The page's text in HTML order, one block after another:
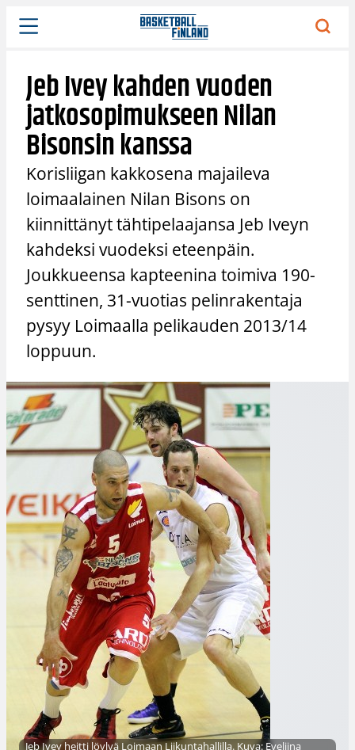
Siirry
sisältöön
Jeb Ivey kahden vuoden
jatkosopimukseen Nilan
Bisonsin kanssa
Korisliigan kakkosena majaileva
loimaalainen Nilan Bisons on
kiinnittänyt tähtipelaajansa Jeb Iveyn
kahdeksi vuodeksi eteenpäin.
Joukkueensa kapteenina toimiva 190-
senttinen, 31-vuotias pelinrakentaja
pysyy Loimaalla pelikauden 2013/14
loppuun.
Jeb Ivey heitti löylyä Loimaan Liikuntahallilla. Kuva: Eveliina